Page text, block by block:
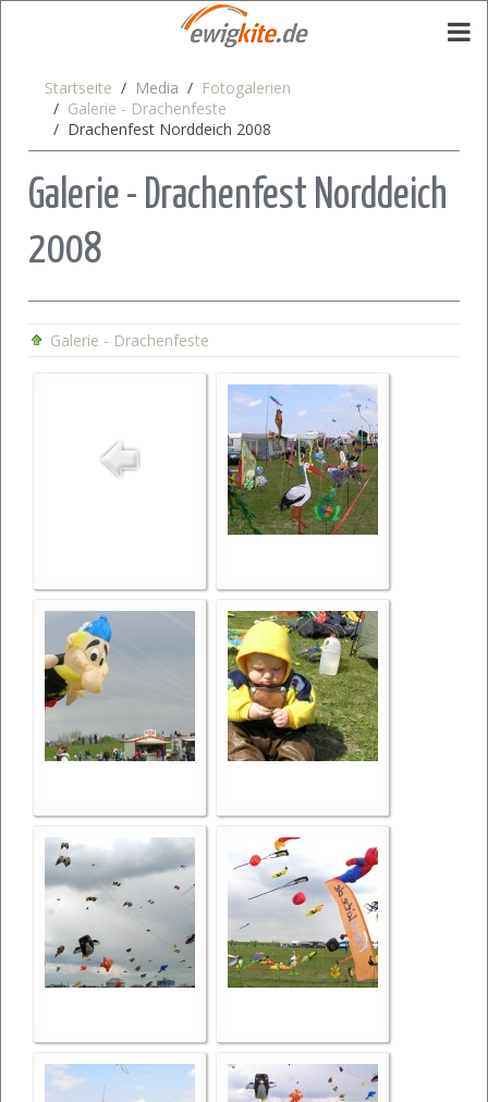
Startseite Media
Fotogalerien
Galerie - Drachenfeste
Drachenfest Norddeich 2008
Galerie - Drachenfest Norddeich
2008
Galerie - Drachenfeste